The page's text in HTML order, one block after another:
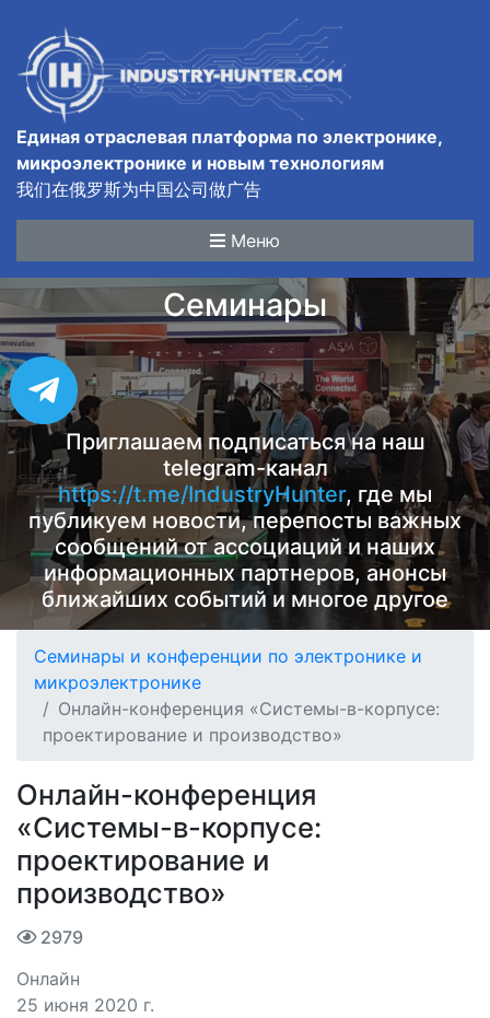
Единая отраслевая платформа по электронике,
микроэлектронике и новым технологиям
我们在俄罗斯为中国公司做广告
Меню
Семинары
Приглашаем подписаться на наш
telegram-канал
https://t.me/IndustryHunter, где мы
публикуем новости, перепосты важных
сообщений от ассоциаций и наших
информационных партнеров, анонсы
ближайших событий и многое другое
Семинары и конференции по электронике и
микроэлектронике
Онлайн-конференция «Системы-в-корпусе:
проектирование и производство»
Онлайн-конференция
«Системы-в-корпусе:
проектирование и
производство»
2979
Онлайн
25 июня 2020 г.